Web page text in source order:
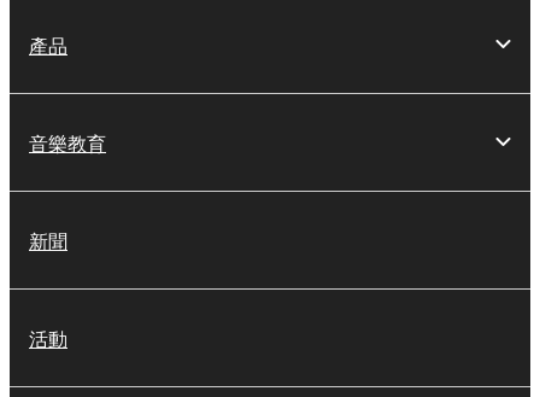
產品
音樂教育
新聞
活動